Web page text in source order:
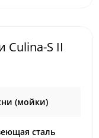
Culina-S II
(мойки)
сталь